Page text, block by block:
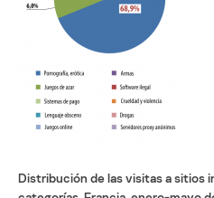
Distribución de las visitas a sitios